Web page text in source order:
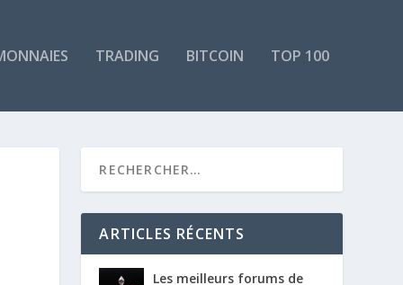
TRADING BITCOIN TOP 100
ARTICLES RÉCENTS
Les meilleurs forums de